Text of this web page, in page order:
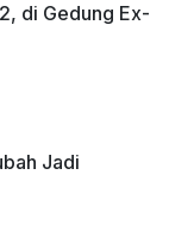
di Gedung Ex-